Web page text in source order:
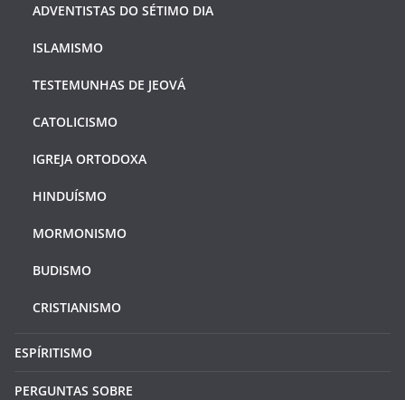
ADVENTISTAS DO SÉTIMO DIA
ISLAMISMO
TESTEMUNHAS DE JEOVÁ
CATOLICISMO
IGREJA ORTODOXA
HINDUÍSMO
MORMONISMO
BUDISMO
CRISTIANISMO
ESPÍRITISMO
PERGUNTAS SOBRE